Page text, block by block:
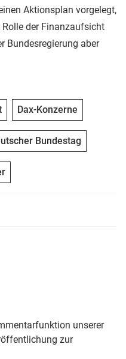
Aktionsplan vorgelegt,
Rolle der Finanzaufsicht
Bundesregierung aber
Dax-Konzerne
Bundestag
unserer
zur